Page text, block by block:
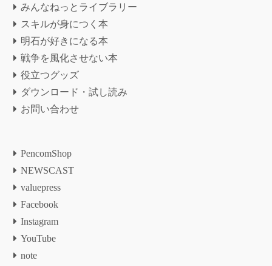
みんなねっとライブラリー
スキルが身につく本
明石が好きになる本
戦争を風化させない本
役立つグッズ
ダウンロード・試し読み
お問い合わせ
PencomShop
NEWSCAST
valuepress
Facebook
Instagram
YouTube
note